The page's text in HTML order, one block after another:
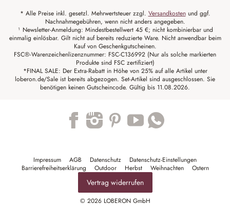
* Alle Preise inkl. gesetzl. Mehrwertsteuer zzgl. Versandkostenund ggf.
Nachnahmegebühren, wenn nicht anders angegeben.
¹ Newsletter-Anmeldung: Mindestbestellwert 45 €; nicht kombinierbar und
einmalig einlösbar. Gilt nicht auf bereits reduzierte Ware. Nicht anwendbar beim
Kauf von Geschenkgutscheinen.
FSC®-Warenzeichenlizenznummer: FSC-C136992 (Nur als solche markierten
Produkte sind FSC zertifiziert)
*FINAL SALE: Der Extra-Rabatt in Höhe von 25% auf alle Artikel unter
loberon.de/Sale ist bereits abgezogen. Set-Artikel sind ausgeschlossen. Sie
benötigen keinen Gutscheincode. Gültig bis 11.08.2026.
Impressum AGB Datenschutz
Datenschutz-Einstellungen
Barrierefreiheitserklärung
Outdoor Herbst Weihnachten Ostern
Vertrag widerrufen
© 2026 LOBERON GmbH